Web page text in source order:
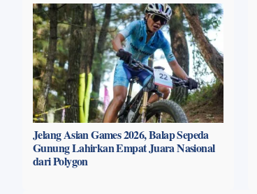
Jelang Asian Games 2026, Balap Sepeda
Gunung Lahirkan Empat Juara Nasional
dari Polygon